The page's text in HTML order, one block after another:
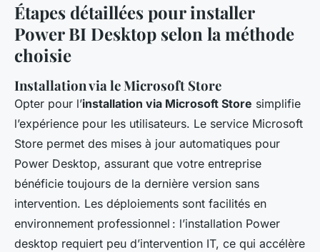
Étapes détaillées pour installer
Power BI Desktop selon la méthode
choisie
Installation via le Microsoft Store
Opter pour l’installation via Microsoft Store simplifie
l’expérience pour les utilisateurs. Le service Microsoft
Store permet des mises à jour automatiques pour
Power Desktop, assurant que votre entreprise
bénéficie toujours de la dernière version sans
intervention. Les déploiements sont facilités en
environnement professionnel : l’installation Power
desktop requiert peu d’intervention IT, ce qui accélère